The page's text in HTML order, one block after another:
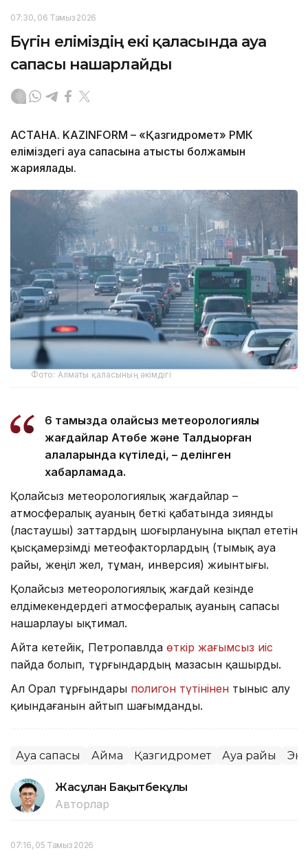
07:30, 06 Тамыз 2026
Бүгін еліміздің екі қаласында ауа
сапасы нашарлайды
АСТАНА. KAZINFORM – «Қазгидромет» РМК
еліміздегі ауа сапасына қатысты болжамын
жариялады.
Фото: Алматы қаласының әкімдігі
6 тамызда қолайсыз метеорологиялық
жағдайлар Ақтөбе және Талдықорған
қалаларында күтіледі, – делінген
хабарламада.
Қолайсыз метеорологиялық жағдайлар –
атмосфералық ауаның беткі қабатында зиянды
(ластаушы) заттардың шоғырлануына ықпал ететін
қысқамерзімді метеофакторлардың (тымық ауа
райы, жеңіл жел, тұман, инверсия) жиынтығы.
Қолайсыз метеорологиялық жағдай кезінде
елдімекендердегі атмосфералық ауаның сапасы
нашарлауы ықтимал.
Айта кетейік, Петропавлда өткір жағымсыз иіс
пайда болып, тұрғындардың мазасын қашырды.
Ал Орал тұрғындары полигон түтінінен тыныс алу
қиындағанын айтып шағымданды.
Ауа сапасы Аймақ Қазгидромет Ауа райы
Жасұлан Бақытбекұлы
Авторлар
07:16, 05 Тамыз 2026